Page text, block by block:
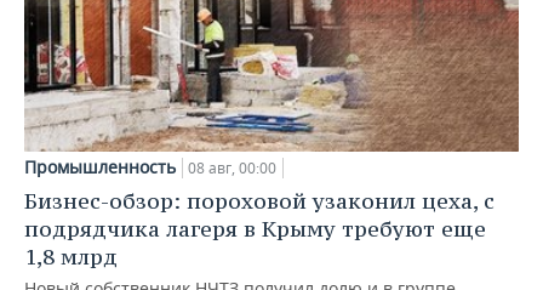
Промышленность 08 авг, 00:00
Бизнес-обзор: пороховой узаконил цеха, с
подрядчика лагеря в Крыму требуют еще
1,8 млрд